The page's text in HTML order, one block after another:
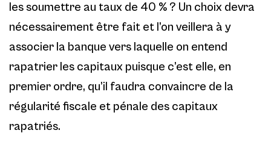
les soumettre au taux de 40 % ? Un choix devra
nécessairement être fait et l’on veillera à y
associer la banque vers laquelle on entend
rapatrier les capitaux puisque c’est elle, en
premier ordre, qu’il faudra convaincre de la
régularité fiscale et pénale des capitaux
rapatriés.